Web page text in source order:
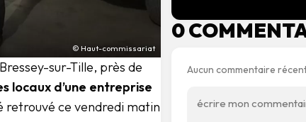
© Haut-commissariat
sur-Tille, près de
locaux d’une entreprise
retrouvé ce vendredi matin
0
Aucun commentaire